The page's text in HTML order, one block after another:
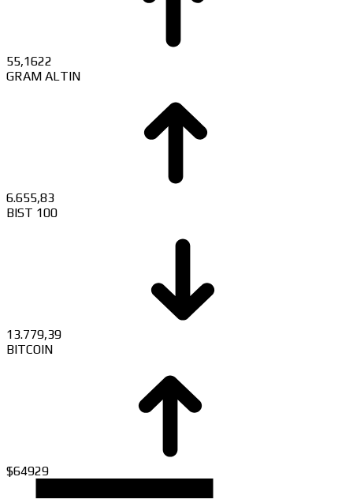
55,1622
GRAM ALTIN
6.655,83
BIST 100
13.779,39
BITCOIN
$64929